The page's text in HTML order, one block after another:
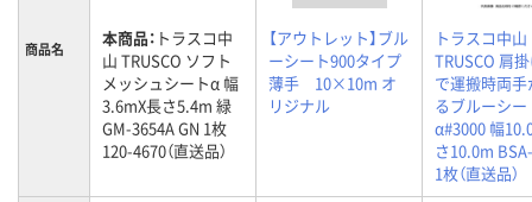
商品名 本商品： トラスコ中
山 TRUSCO ソフト
メッシュシートα 幅
3.6mX長さ5.4m 緑
GM-3654A GN 1枚
120-4670（直送品）
【アウトレット】ブル
ーシート900タイプ
薄手 10×10m オ
リジナル
トラスコ中山
TRUSCO 肩
で運搬時両
るブルーシー
α#3000 幅
さ10.0m
1枚（直送品）